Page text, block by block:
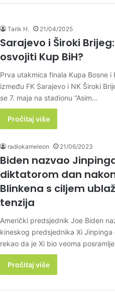
Tarik H. 21/04/2025
Sarajevo i Široki
osvojiti Kup BiH?
Prva utakmica finala Kupa Bosne i
između FK Sarajevo i NK Široki
se 7. maja na stadionu “Asim…
Pročitaj više
radiokameleon 21/06/2023
Biden nazvao
diktatorom dan
Blinkena s ciljem
tenzija
Američki predsjednik Joe Biden
kineskog predsjednika Xi
rekao da je Xi bio veoma
Pročitaj više